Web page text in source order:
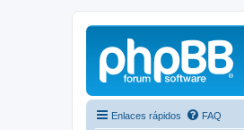
Enlaces rápidos FAQ